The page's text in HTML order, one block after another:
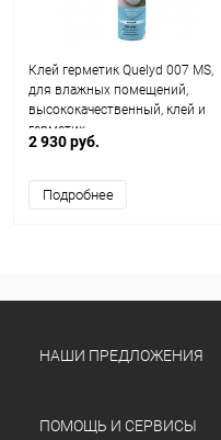
Клей герметик Quelyd 007 MS,
для влажных помещений,
высококачественный, клей и
герметик
2 930 руб.
Подробнее
НАШИ ПРЕДЛОЖЕНИЯ
ПОМОЩЬ И СЕРВИСЫ